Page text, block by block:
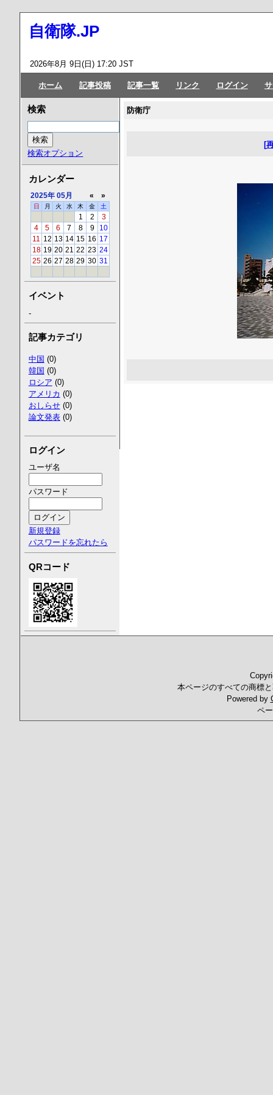
自衛隊.JP
2026年8月 9日(日) 17:20 JST
ホーム 記事投稿 記事一覧 リンク ログイン
防衛庁
[
検索
検索オプション
カレンダー
2025年 05月 « »
日 月 火 水 木 金 土
1 2
3
4
5 6 7 8 9
10
11
12 13 14 15 16 17
18 19 20 21 22 23 24
25 26 27 28 29 30 31
イベント
-
記事カテゴリ
中国 (0)
韓国 (0)
ロシア (0)
アメリカ (0)
おしらせ(0)
論文発表(0)
ログイン
ユーザ名
パスワード
新規登録
パスワードを忘れたら
QRコード
本ページのすべての商標
Powered by
ペ